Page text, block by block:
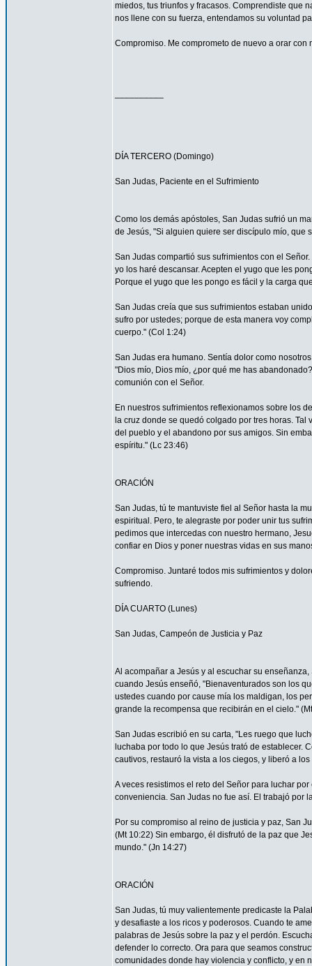
miedos, tus triunfos y fracasos. Comprendiste que
nos llene con su fuerza, entendamos su voluntad
Compromiso. Me comprometo de nuevo a orar
DÍA TERCERO (Domingo)
San Judas, Paciente en el Sufrimiento
Como los demás apóstoles, San Judas sufrió un
de Jesús, "Si alguien quiere ser discípulo mío, que
San Judas compartió sus sufrimientos con el
yo los haré descansar. Acepten el yugo que les
Porque el yugo que les pongo es fácil y la carga
San Judas creía que sus sufrimientos estaban
sufro por ustedes; porque de esta manera voy
cuerpo." (Col 1:24)
San Judas era humano. Sentía dolor como
"Dios mío, Dios mío, ¿por qué me has
comunión con el Señor.
En nuestros sufrimientos reflexionamos sobre los
la cruz donde se quedó colgado por tres horas.
del pueblo y el abandono por sus amigos. Sin
espíritu." (Lc 23:46)
ORACIÓN
San Judas, tú te mantuviste fiel al Señor hasta la
espiritual. Pero, te alegraste por poder unir tus
pedimos que intercedas con nuestro hermano,
confiar en Dios y poner nuestras vidas en sus
Compromiso. Juntaré todos mis sufrimientos y
sufriendo.
DÍA CUARTO (Lunes)
San Judas, Campeón de Justicia y Paz
Al acompañar a Jesús y al escuchar su
cuando Jesús enseñó, "Bienaventurados son los
ustedes cuando por cause mía los maldigan, los
grande la recompensa que recibirán en el cielo."
San Judas escribió en su carta, "Les ruego que
luchaba por todo lo que Jesús trató de establecer.
cautivos, restauró la vista a los ciegos, y liberó a
A veces resistimos el reto del Señor para luchar
conveniencia. San Judas no fue así. El trabajó por
Por su compromiso al reino de justicia y paz, San
(Mt 10:22) Sin embargo, él disfrutó de la paz que
mundo." (Jn 14:27)
ORACIÓN
San Judas, tú muy valientemente predicaste la
y desafiaste a los ricos y poderosos. Cuando te
palabras de Jesús sobre la paz y el perdón.
defender lo correcto. Ora para que seamos
comunidades donde hay violencia y conflicto, y en